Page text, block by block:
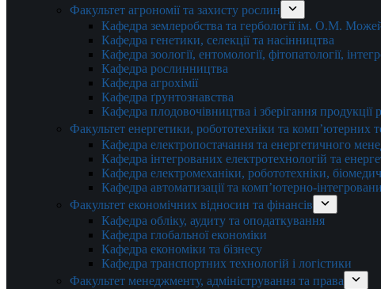
Факультет агрономії та захисту рослин
Кафедра землеробства та гербології ім. О.М.
Кафедра генетики, селекції та насінництва
Кафедра зоології, ентомології, фітопатології,
Кафедра рослинництва
Кафедра агрохімії
Кафедра ґрунтознавства
Кафедра плодовочівництва і зберігання продукції
Факультет енергетики, робототехніки та комп’ютерних
Кафедра електропостачання та енергетичного
Кафедра інтегрованих електротехнологій та
Кафедра електромеханіки, робототехніки,
Кафедра автоматизації та комп’ютерно-
Факультет економічних відносин та фінансів
Кафедра обліку, аудиту та оподаткування
Кафедра глобальної економіки
Кафедра економіки та бізнесу
Кафедра транспортних технологій і логістики
Факультет менеджменту, адміністрування та права